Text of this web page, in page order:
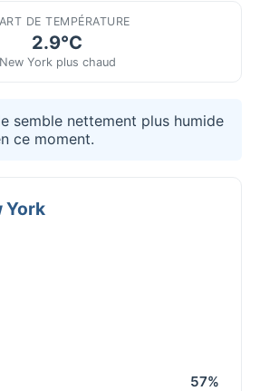
DE TEMPÉRATURE
2.9°C
New York plus chaud
semble nettement plus humide
ce moment.
York
57%